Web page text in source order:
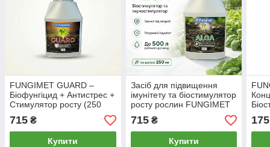
FUNGIMET GUARD –
Біофунгіцид + Антистрес +
Стимулятор росту (250
мл)
715 ₴
Купити
Засіб для підвищення
імунітету та біостимулятор
росту рослин FUNGIMET
ALGA (захист від хвороб),
250 мл
715₴
Купити
175